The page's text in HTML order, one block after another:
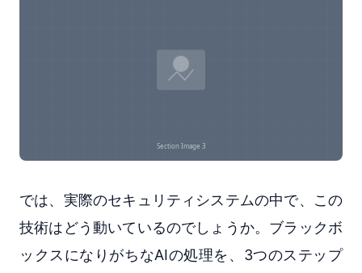
では、実際のセキュリティシステムの中で、この
技術はどう動いているのでしょうか。ブラックボ
ックスになりがちなAIの処理を、3つのステップ